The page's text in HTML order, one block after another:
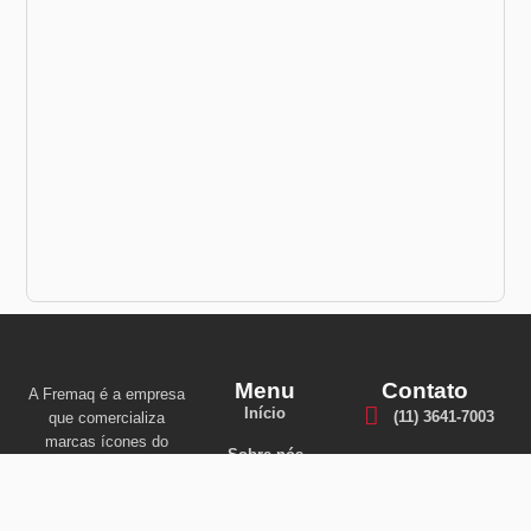
A Fremaq é a empresa
que comercializa
marcas ícones do
Menu
Início
Sobre nós
Contato
(11) 3641-7003